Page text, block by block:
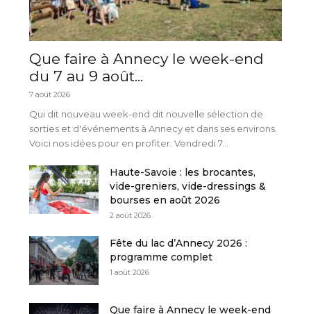
Que faire à Annecy le week-end
du 7 au 9 août...
7 août 2026
Qui dit nouveau week-end dit nouvelle sélection de
sorties et d'événements à Annecy et dans ses environs.
Voici nos idées pour en profiter. Vendredi 7...
Haute-Savoie : les brocantes,
vide-greniers, vide-dressings &
bourses en août 2026
2 août 2026
Fête du lac d’Annecy 2026 :
programme complet
1 août 2026
Que faire à Annecy le week-end